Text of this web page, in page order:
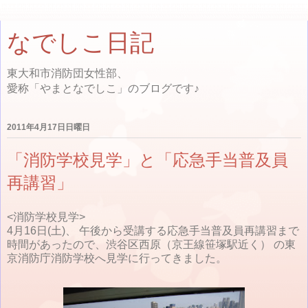
なでしこ日記
東大和市消防団女性部、
愛称「やまとなでしこ」のブログです♪
2011年4月17日日曜日
「消防学校見学」と「応急手当普及員
再講習」
<消防学校見学>
4月16日(土)、 午後から受講する応急手当普及員再講習まで
時間があったので、渋谷区西原（京王線笹塚駅近く） の東
京消防庁消防学校へ見学に行ってきました。